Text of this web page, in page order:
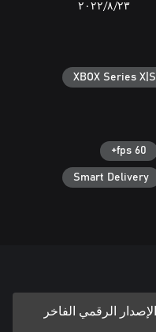
٢٣‏/٨‏/٢٠٢٢
XBOX Series X|S
60 fps+
Smart Delivery